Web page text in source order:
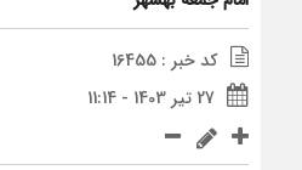
کد خبر : 16455
27 تیر 1403 - 11:14